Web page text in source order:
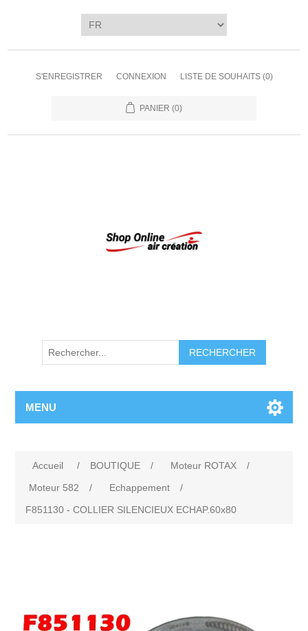
S'ENREGISTRER CONNEXION LISTE DE SOUHAITS (0)
PANIER (0)
RECHERCHER
MENU
Accueil / BOUTIQUE / Moteur ROTAX
/
Moteur 582
/ Echappement
/
F851130 - COLLIER SILENCIEUX ECHAP.60x80